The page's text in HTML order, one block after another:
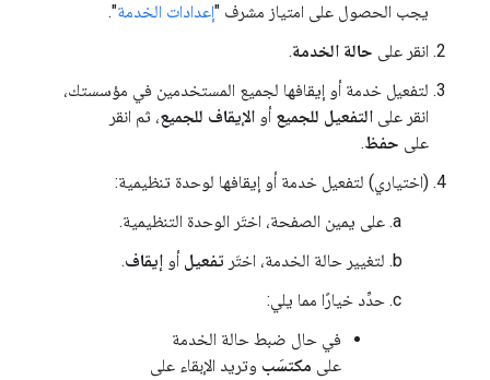
يجب الحصول على امتياز مشرف "إعدادات الخدمة".
انقر على حالة الخدمة.
لتفعيل خدمة أو إيقافها لجميع المستخدمين في مؤسستك،
انقر على التفعيل للجميع أو الإيقاف للجميع، ثم انقر
على حفظ.
(اختياري) لتفعيل خدمة أو إيقافها لوحدة تنظيمية:
على يمين الصفحة، اختَر الوحدة التنظيمية.
لتغيير حالة الخدمة، اختَر تفعيل أو إيقاف.
حدِّد خيارًا مما يلي:
في حال ضبط حالة الخدمة
على مكتسَب وتريد الإبقاء على